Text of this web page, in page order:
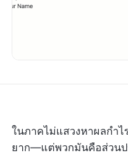
ในภาคไม่แสวงหาผลกำไ
ยาก—แต่พวกมันคือส่วนป